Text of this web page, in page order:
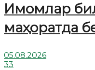
Имомлар
маҳоратда
05.08.2026
33